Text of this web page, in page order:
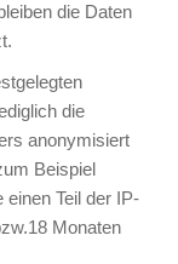
die Daten
die
anonymisiert
Beispiel
Teil der IP-
Monaten